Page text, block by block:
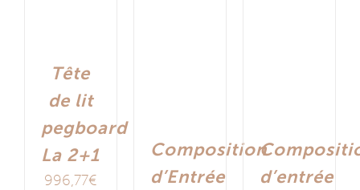
Tête
de lit
pegboard
La 2+1
996,77€
Composition
d’Entrée
d’entrée